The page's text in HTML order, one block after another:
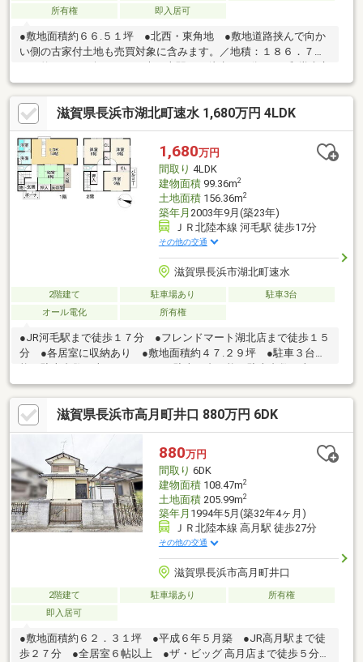
所有権
即入居可
●敷地面積約６６.５１坪 ●北西・東角地 ●敷地道路挟んで向か
い側の古家付土地も売買対象に含みます。／地積：１８６．７８
本店まで徒歩１４分 ※写真中の家具等の調度品は対象に含まれ
ません。■駐車３台可能（駐車台数は車種による。） ■敷地内に
未登記建物あり ■下記物件も売買対象に含みます。／地目：宅
地 地積：１８６．７８㎡（約５６．５坪） ■相続登記未了 ■
設備：電気、側溝、公営水道、井戸、汚水-本下水、雑排水-本下
水、個別ＰＧ、給湯、庭
滋賀県長浜市湖北町速水 1,680万円 4LDK
1,680万円
間取り 4LDK
建物面積99.36m2
土地面積156.36m2
築年月 2003年9月(築23年)
ＪＲ北陸本線 河毛駅 徒歩17分
その他の交通
滋賀県長浜市湖北町速水
2階建て 駐車場あり
駐車3台
オール電化
所有権
●JR河毛駅まで徒歩１７分 ●フレンドマート湖北店まで徒歩１５
分 ●各居室に収納あり ●敷地面積約４７.２９坪 ●駐車３台可
能（駐車台数は車種による。）■駐車３台可能（駐車台数は車種
による。） ■その他制限／特定用途制限地域：田園居住地区 ■
設備：側溝、公営水道、汚水-本下水、雑排水-本下水、トイレ２
ヶ所、オール電化
滋賀県長浜市高月町井口 880万円 6DK
880万円
間取り 6DK
建物面積108.47m2
土地面積205.99m2
築年月 1994年5月(築32年4ヶ月)
ＪＲ北陸本線 高月駅 徒歩27分
その他の交通
滋賀県長浜市高月町井口
2階建て 駐車場あり
所有権
即入居可
●敷地面積約６２．３１坪 ●平成６年５月築 ●JR高月駅まで徒
歩２７分 ●全居室６帖以上 ●ザ・ビッグ 高月店まで徒歩５分